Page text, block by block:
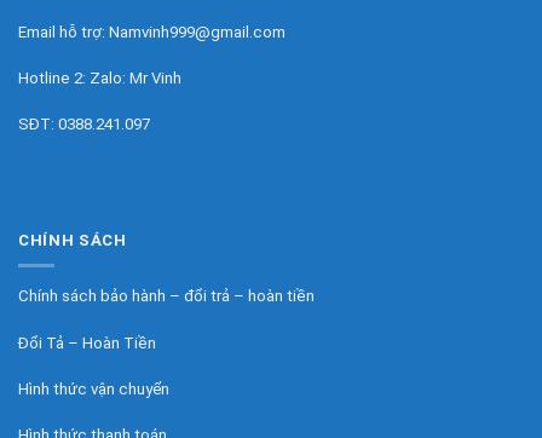
Email hỗ trợ: Namvinh999@gmail.com
Hotline 2: Zalo: Mr Vinh
SĐT: 0388.241.097
CHÍNH SÁCH
Chính sách bảo hành – đổi trả – hoàn tiền
Đổi Tả – Hoàn Tiền
Hình thức vận chuyển